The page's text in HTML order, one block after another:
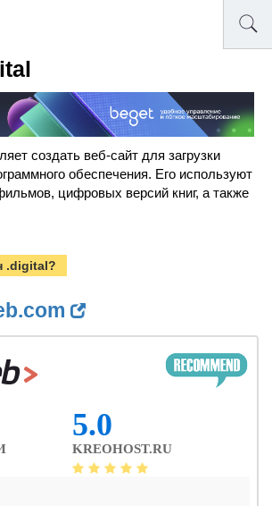
создать веб-сайт для загрузки
обеспечения. Его используют
цифровых версий книг, а также
.digital?
5.0
KREOHOST.RU